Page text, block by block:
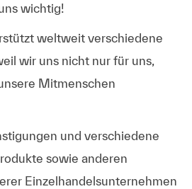
wichtig!
weltweit verschiedene
wir uns nicht nur für uns,
Mitmenschen
und verschiedene
sowie anderen
Einzelhandelsunternehmen